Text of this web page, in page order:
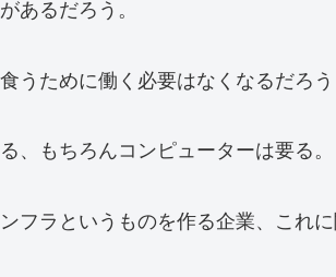
あるだろう。
うために働く必要はなくなるだろう
、もちろんコンピューターは要る。
フラというものを作る企業、これ